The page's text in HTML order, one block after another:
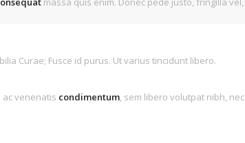
Curae; Fusce id purus. Ut varius tincidunt libero.
ac venenatis condimentum, sem libero volutpat nibh, nec